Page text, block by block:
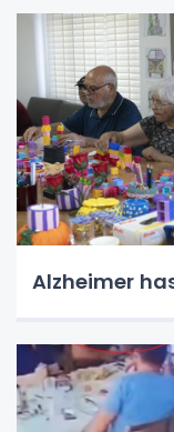
Alzheimer